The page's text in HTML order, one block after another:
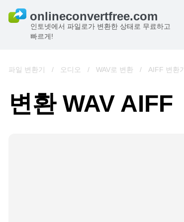
인토넷에서 파일로가 변환한 상태로 무료하고
빠르게!
파일 변환기 / 오디오 / WAV로 변환 / AIFF 변환기
변환 WAV AIFF